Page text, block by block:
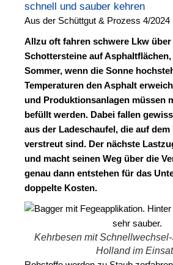
schnell und sauber kehren
Aus der Schüttgut & Prozess 4/2024
Allzu oft fahren schwere Lkw
Schottersteine auf
Sommer, wenn die Sonne
Temperaturen den Asphalt
und Produktionsanlagen müssen
befüllt werden. Dabei fallen
aus der Ladeschaufel, die auf
verstreut sind. Der nächste
und macht seinen Weg über die
genau dann entstehen für das
doppelte Kosten.
Kehrbesen mit
Holland im